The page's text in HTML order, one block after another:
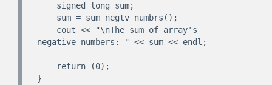
negative numbers: " << sum << endl;
}